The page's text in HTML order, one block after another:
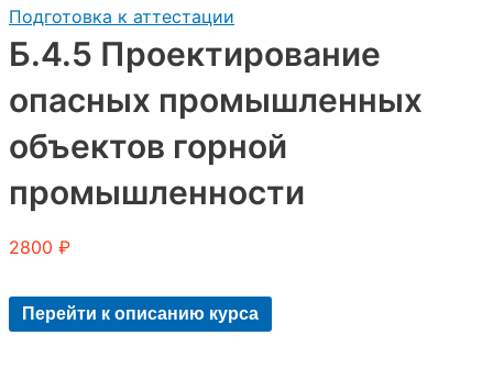
Подготовка к аттестации
Б.4.5 Проектирование
опасных промышленных
объектов горной
промышленности
2800 ₽
Перейти к описанию курса